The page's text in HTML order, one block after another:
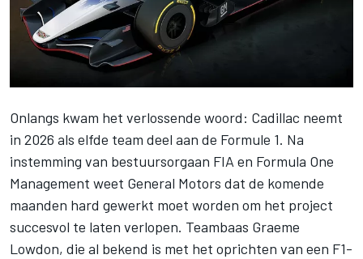
Onlangs kwam het verlossende woord: Cadillac neemt
in 2026 als elfde team deel aan de Formule 1. Na
instemming van bestuursorgaan FIA en Formula One
Management weet General Motors dat de komende
maanden hard gewerkt moet worden om het project
succesvol te laten verlopen. Teambaas Graeme
Lowdon, die al bekend is met het oprichten van een F1-